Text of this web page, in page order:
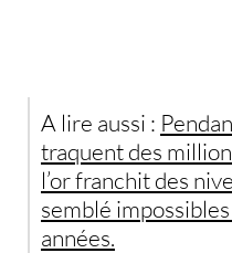
A lire aussi :
traquent des
l’or franchit des
semblé
années.